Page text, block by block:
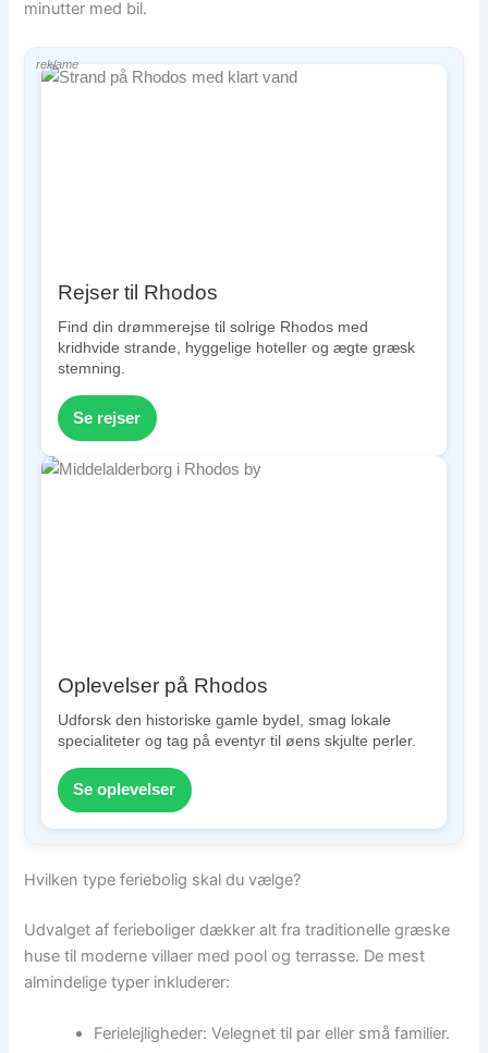
minutter med bil.
reklame
Rejser til Rhodos
Find din drømmerejse til solrige Rhodos med
kridhvide strande, hyggelige hoteller og ægte græsk
stemning.
Se rejser
Oplevelser på Rhodos
Udforsk den historiske gamle bydel, smag lokale
specialiteter og tag på eventyr til øens skjulte perler.
Se oplevelser
Hvilken type feriebolig skal du vælge?
Udvalget af ferieboliger dækker alt fra traditionelle græske
huse til moderne villaer med pool og terrasse. De mest
almindelige typer inkluderer:
Ferielejligheder: Velegnet til par eller små familier.